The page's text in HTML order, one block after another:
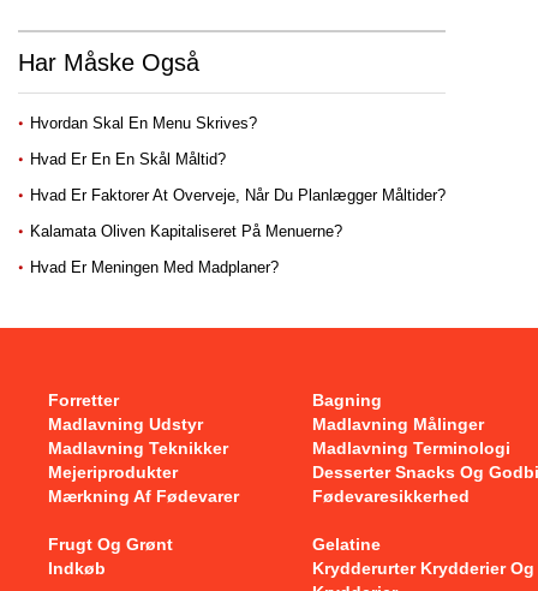
Har Måske Også
Hvordan Skal En Menu Skrives?
Hvad Er En En Skål Måltid?
Hvad Er Faktorer At Overveje, Når Du Planlægger Måltider?
Kalamata Oliven Kapitaliseret På Menuerne?
Hvad Er Meningen Med Madplaner?
Forretter
Bagning
Madlavning Udstyr
Madlavning Målinger
Madlavning Teknikker
Madlavning Terminologi
Mejeriprodukter
Desserter Snacks Og
Mærkning Af Fødevarer
Fødevaresikkerhed
Frugt Og Grønt
Gelatine
Indkøb
Krydderurter Krydderier Og